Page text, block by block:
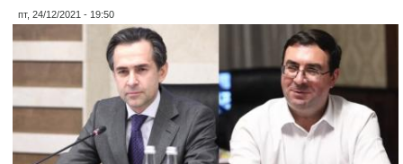
пт, 24/12/2021 - 19:50